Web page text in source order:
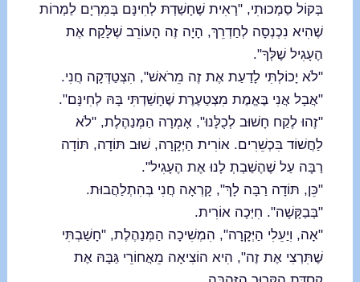
בְּקוֹל סַמְכוּתִי, "רָאִית שֶׁחָשַׁדְתּ לְחִינָּם בְּמִרְיָם לַמְרוֹת
שֶׁהִיא נִכְנְסָה לְחַדְרֵךְ, הָיָה זֶה הָעוֹרֵב שֶׁלָּקַח אֶת
הֶעָגִיל שֶׁלְּךָ".
"לֹא יָכוֹלְתִּי לָדַעַת אֶת זֶה מֵרֹאשׁ", הִצְטַדְּקָה חֲנִי.
"אֲבָל אֲנִי בֶּאֱמֶת מִצְטַעֶרֶת שֶׁחָשַׁדְתִּי בָּהּ לְחִינָּם".
"זֶהוּ לֶקַח חָשׁוּב לְכֻלָּנוּ", אָמְרָה הַמְּנַהֶלֶת, "לֹא
לַחֲשׁוֹד בִּכְשֵׁרִים. אוֹרִית הַיְּקָרָה, שׁוּב תּוֹדָה, תּוֹדָה
רַבָּה עַל שֶׁהֶשַׁבְתְ לָנוּ אֶת הֶעָגִיל".
"כֵּן, תּוֹדָה רַבָּה לָךְ", קָרְאָה חֲנִי בְּהִתְלַהֲבוּת.
"בְּבַקָּשָׁה". חִיְּכָה אוֹרִית.
"אָה, וִיַעֵלִי הַיְּקָרָה", הִמְשִׁיכָה הַמְּנַהֶלֶת, "חָשַׁבְתִּי
שֶׁתִּרְצִי אֶת זֶה", הִיא הוֹצִיאָה מֵאֲחוֹרֵי גַּבָּהּ אֶת